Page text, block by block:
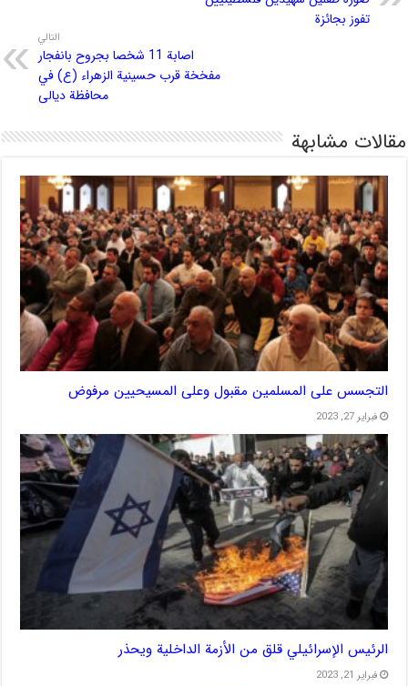
تفوز بجائزة
التالي
اصابة 11 شخصا بجروح بانفجار
مفخخة قرب حسينية الزهراء (ع) في
محافظة ديالى
مقالات مشابهة
التجسس على المسلمين مقبول وعلى المسيحيين مرفوض
فبراير 27, 2023
الرئيس الإسرائيلي قلق من الأزمة الداخلية ويحذر
فبراير 21, 2023